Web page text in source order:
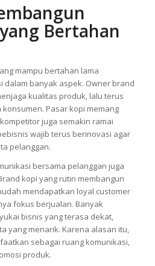
Bertahan
mampu bertahan lama
dalam banyak aspek. Owner brand
kualitas produk, lalu terus
Pasar kopi memang
juga semakin ramai
wajib terus berinovasi agar
pelanggan.
bersama pelanggan juga
kopi yang rutin membangun
mendapatkan loyal customer
fokus berjualan. Banyak
bisnis yang terasa dekat,
yang menarik. Karena alasan itu,
sebagai ruang komunikasi,
produk.